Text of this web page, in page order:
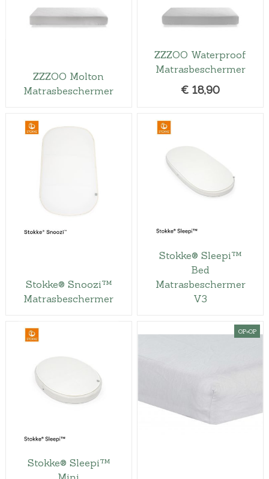
ZZZOO Molton
Matrasbeschermer
ZZZOO Waterproof
Matrasbeschermer
€ 18,90
Stokke® Snoozi™
Matrasbeschermer
Stokke® Sleepi™
Bed
Matrasbeschermer
V3
Stokke® Sleepi™
OP=OP